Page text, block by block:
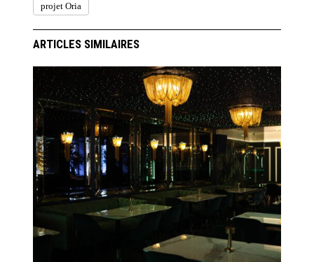
projet Oria
ARTICLES SIMILAIRES